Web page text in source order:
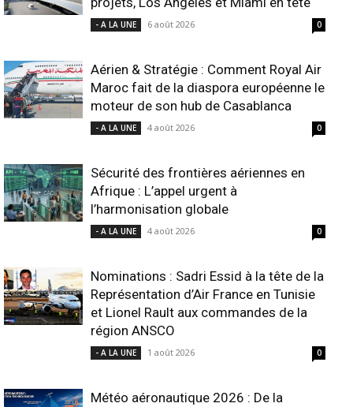
- A LA UNE 6 août 2026 0
Aérien & Stratégie : Comment Royal Air
Maroc fait de la diaspora européenne le
moteur de son hub de Casablanca
- A LA UNE 4 août 2026 0
Sécurité des frontières aériennes en
Afrique : L’appel urgent à
l’harmonisation globale
- A LA UNE 4 août 2026 0
Nominations : Sadri Essid à la tête de la
Représentation d’Air France en Tunisie
et Lionel Rault aux commandes de la
région ANSCO
- A LA UNE 1 août 2026 0
Météo aéronautique 2026 : De la